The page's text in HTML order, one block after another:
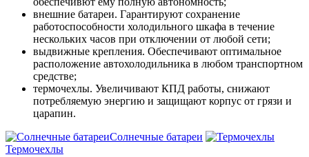
внешние батареи. Гарантируют сохранение
работоспособности холодильного шкафа в течение
нескольких часов при отключении от любой сети;
выдвижные крепления. Обеспечивают оптимальное
расположение автохолодильника в любом транспортном
средстве;
термочехлы. Увеличивают КПД работы, снижают
потребляемую энергию и защищают корпус от грязи и
царапин.
Солнечные батареи
Термочехлы